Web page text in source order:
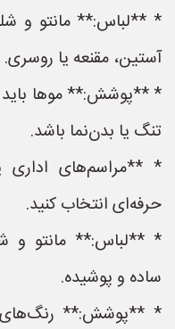
* **لباس:** مانتو و
آستین، مقنعه یا روسری.
* **پوشش:** موها باید
تنگ یا بدن‌نما باشد.
* **مراسم‌های
حرفه‌ای انتخاب کنید.
* **لباس:** مانتو و
ساده و پوشیده.
* **پوشش:** رنگ‌های